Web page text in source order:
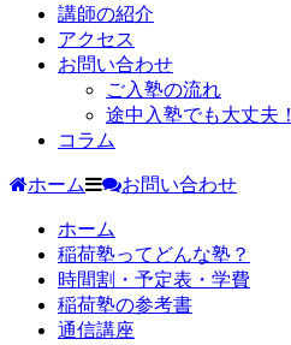
講師の紹介
アクセス
お問い合わせ
ご入塾の流れ
途中入塾でも大丈夫！
コラム
ホーム お問い合わせ
ホーム
稲荷塾ってどんな塾？
時間割・予定表・学費
稲荷塾の参考書
通信講座